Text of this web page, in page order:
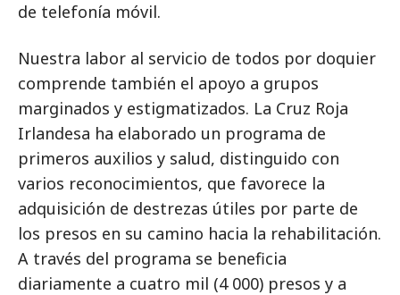
de telefonía móvil.
Nuestra labor al servicio de todos por doquier
comprende también el apoyo a grupos
marginados y estigmatizados. La Cruz Roja
Irlandesa ha elaborado un programa de
primeros auxilios y salud, distinguido con
varios reconocimientos, que favorece la
adquisición de destrezas útiles por parte de
los presos en su camino hacia la rehabilitación.
A través del programa se beneficia
diariamente a cuatro mil (4 000) presos y a